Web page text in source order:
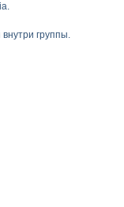
группы.